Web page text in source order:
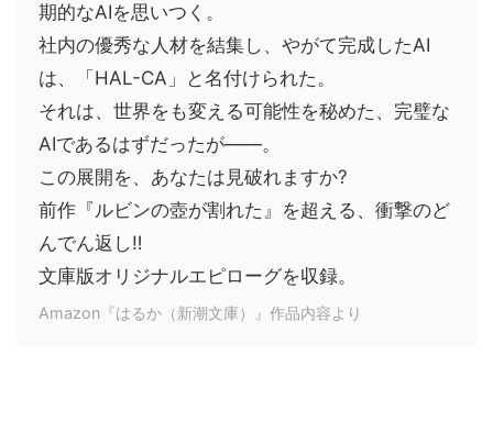
期的なAIを思いつく。
社内の優秀な人材を結集し、やがて完成したAI
は、「HAL-CA」と名付けられた。
それは、世界をも変える可能性を秘めた、完璧な
AIであるはずだったが――。
この展開を、あなたは見破れますか?
前作『ルビンの壺が割れた』を超える、衝撃のど
んでん返し‼
文庫版オリジナルエピローグを収録。
Amazon『はるか（新潮文庫）』作品内容より